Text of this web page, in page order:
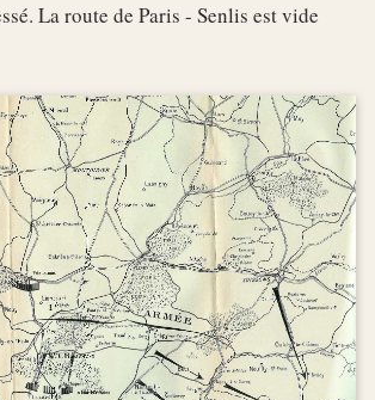
La route de Paris - Senlis est vide